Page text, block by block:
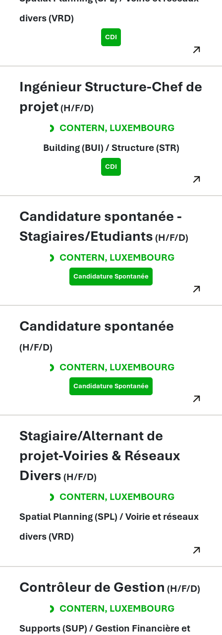
divers (VRD)
CDI
Ingénieur Structure-Chef de
projet(H/F/D)
CONTERN, LUXEMBOURG
Building (BUI) / Structure (STR)
CDI
Candidature spontanée -
Stagiaires/Etudiants (H/F/D)
CONTERN, LUXEMBOURG
Candidature Spontanée
Candidature spontanée
(H/F/D)
CONTERN, LUXEMBOURG
Candidature Spontanée
Stagiaire/Alternant de
projet-Voiries & Réseaux
Divers (H/F/D)
CONTERN, LUXEMBOURG
Spatial Planning (SPL) / Voirie et réseaux
divers (VRD)
Contrôleur de Gestion (H/F/D)
CONTERN, LUXEMBOURG
Supports (SUP) / Gestion Financière et